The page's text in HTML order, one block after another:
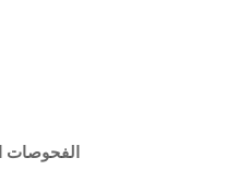
الفحوصات